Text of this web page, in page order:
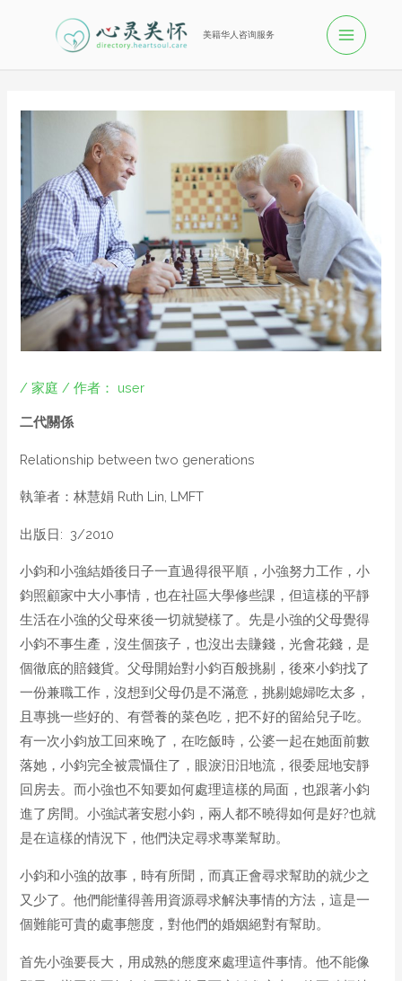
美籍华人咨询服务
/家庭 / 作者： user
二代關係
Relationship between two generations
執筆者：林慧娟 Ruth Lin, LMFT
出版日: 3/2010
小鈞和小強結婚後日子一直過得很平順，小強努力工作，小
鈞照顧家中大小事情，也在社區大學修些課，但這樣的平靜
生活在小強的父母來後一切就變樣了。先是小強的父母覺得
小鈞不事生產，沒生個孩子，也沒出去賺錢，光會花錢，是
個徹底的賠錢貨。父母開始對小鈞百般挑剔，後來小鈞找了
一份兼職工作，沒想到父母仍是不滿意，挑剔媳婦吃太多，
且專挑一些好的、有營養的菜色吃，把不好的留給兒子吃。
有一次小鈞放工回來晚了，在吃飯時，公婆一起在她面前數
落她，小鈞完全被震懾住了，眼淚汨汨地流，很委屈地安靜
回房去。而小強也不知要如何處理這樣的局面，也跟著小鈞
進了房間。小強試著安慰小鈞，兩人都不曉得如何是好?也就
是在這樣的情況下，他們決定尋求專業幫助。
小鈞和小強的故事，時有所聞，而真正會尋求幫助的就少之
又少了。他們能懂得善用資源尋求解決事情的方法，這是一
個難能可貴的處事態度，對他們的婚姻絕對有幫助。
首先小強要長大，用成熟的態度來處理這件事情。他不能像